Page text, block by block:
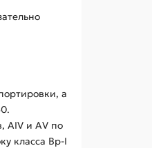
а
AIV и AV по
класса Bp-I